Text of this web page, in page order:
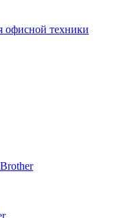
офисной техники